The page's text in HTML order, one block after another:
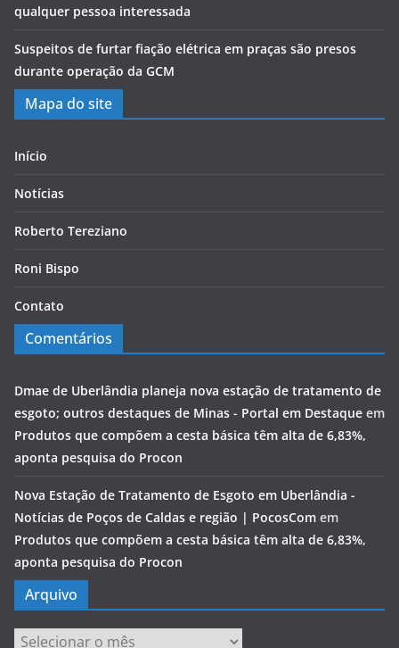
qualquer pessoa interessada
Suspeitos de furtar fiação elétrica em praças são presos
durante operação da GCM
Mapa do site
Início
Notícias
Roberto Tereziano
Roni Bispo
Contato
Comentários
Dmae de Uberlândia planeja nova estação de tratamento de
esgoto; outros destaques de Minas - Portal em Destaque em
Produtos que compõem a cesta básica têm alta de 6,83%,
aponta pesquisa do Procon
Nova Estação de Tratamento de Esgoto em Uberlândia -
Notícias de Poços de Caldas e região | PocosCom em
Produtos que compõem a cesta básica têm alta de 6,83%,
aponta pesquisa do Procon
Arquivo
Arquivo